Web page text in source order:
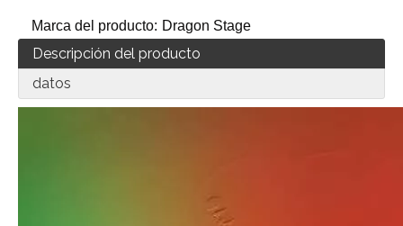
Marca del producto: Dragon Stage
Descripción del producto
datos